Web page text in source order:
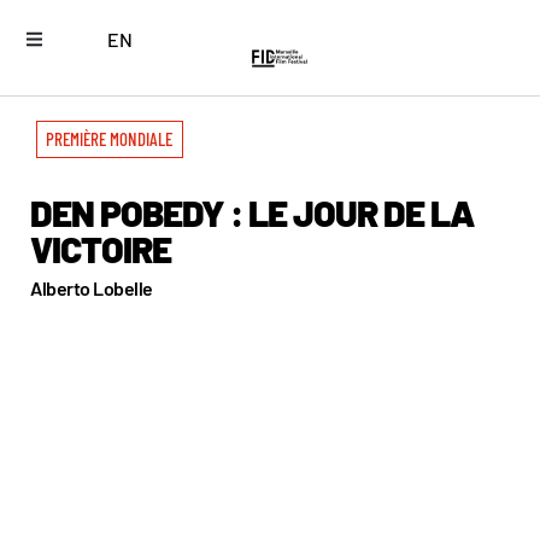
EN
PREMIÈRE MONDIALE
DEN POBEDY : LE JOUR DE LA
VICTOIRE
Alberto Lobelle